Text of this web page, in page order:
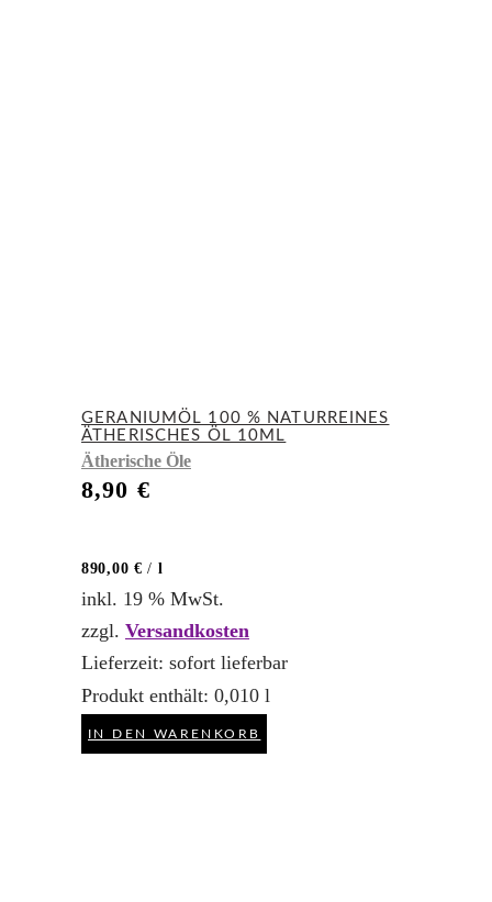
GERANIUMÖL 100 % NATURREINES
ÄTHERISCHES ÖL 10ML
Ätherische Öle
8,90 €
890,00 € / l
inkl. 19 % MwSt.
zzgl. Versandkosten
Lieferzeit: sofort lieferbar
Produkt enthält: 0,010 l
IN DEN WARENKORB